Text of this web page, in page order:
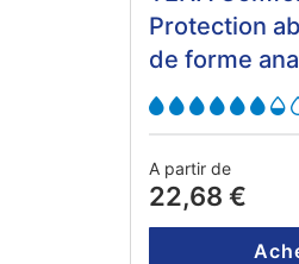
Protection
de forme
A partir de
22,68 €